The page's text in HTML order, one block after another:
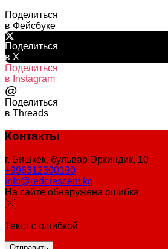
Поделиться
в Фейсбуке
Поделиться
в X
Поделиться
в Instagram
@
Поделиться
в Threads
Контакты
г. Бишкек, бульвар Эркиндик, 10
+996312300190
info@redcrescent.kg
На сайте обнаружена ошибка
Текст с ошибкой